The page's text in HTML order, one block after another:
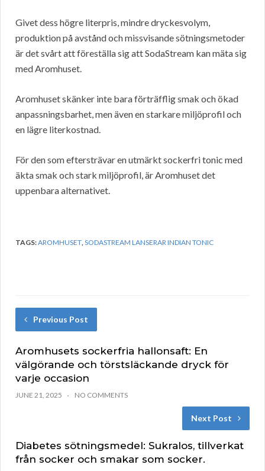
Givet dess högre literpris, mindre dryckesvolym,
produktion på avstånd och missvisande sötningsmetoder
är det svårt att föreställa sig att SodaStream kan mäta sig
med Aromhuset.
Aromhuset skänker inte bara förträfflig smak och ökad
anpassningsbarhet, men även en starkare miljöprofil och
en lägre literkostnad.
För den som eftersträvar en utmärkt sockerfri tonic med
äkta smak och stark miljöprofil, är Aromhuset det
uppenbara alternativet.
TAGS:AROMHUSET,SODASTREAM LANSERAR INDIAN TONIC
Previous Post
Aromhusets sockerfria hallonsaft: En
välgörande och törstsläckande dryck för
varje occasion
JUNE 21, 2025 NO COMMENTS
Next Post
Diabetes sötningsmedel: Sukralos, tillverkat
från socker och smakar som socker.